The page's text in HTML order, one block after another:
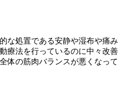
な処置である安静や湿布や痛み
療法を行っているのに中々改善
体の筋肉バランスが悪くなって